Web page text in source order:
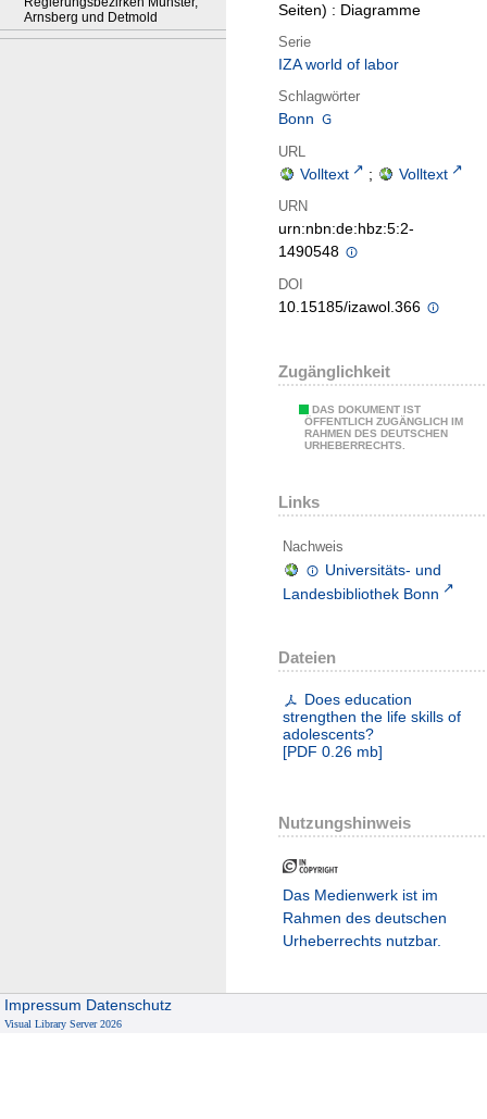
Arnsberg und Detmold
Seiten) : Diagramme
Serie
IZA world of labor
Schlagwörter
Bonn
URL
Volltext ; Volltext
URN
urn:nbn:de:hbz:5:2-
1490548
DOI
10.15185/izawol.366
Zugänglichkeit
DAS DOKUMENT IST
ÖFFENTLICH ZUGÄNGLICH IM
RAHMEN DES DEUTSCHEN
URHEBERRECHTS.
Links
Nachweis
Universitäts- und
Landesbibliothek Bonn
Dateien
Does education
strengthen the life skills of
adolescents?
[PDF 0.26 mb]
Nutzungshinweis
Das Medienwerk ist im
Rahmen des deutschen
Urheberrechts nutzbar.
Impressum Datenschutz
Visual Library Server 2026